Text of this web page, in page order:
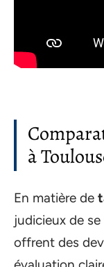
à
En matière de
judicieux de
offrent des